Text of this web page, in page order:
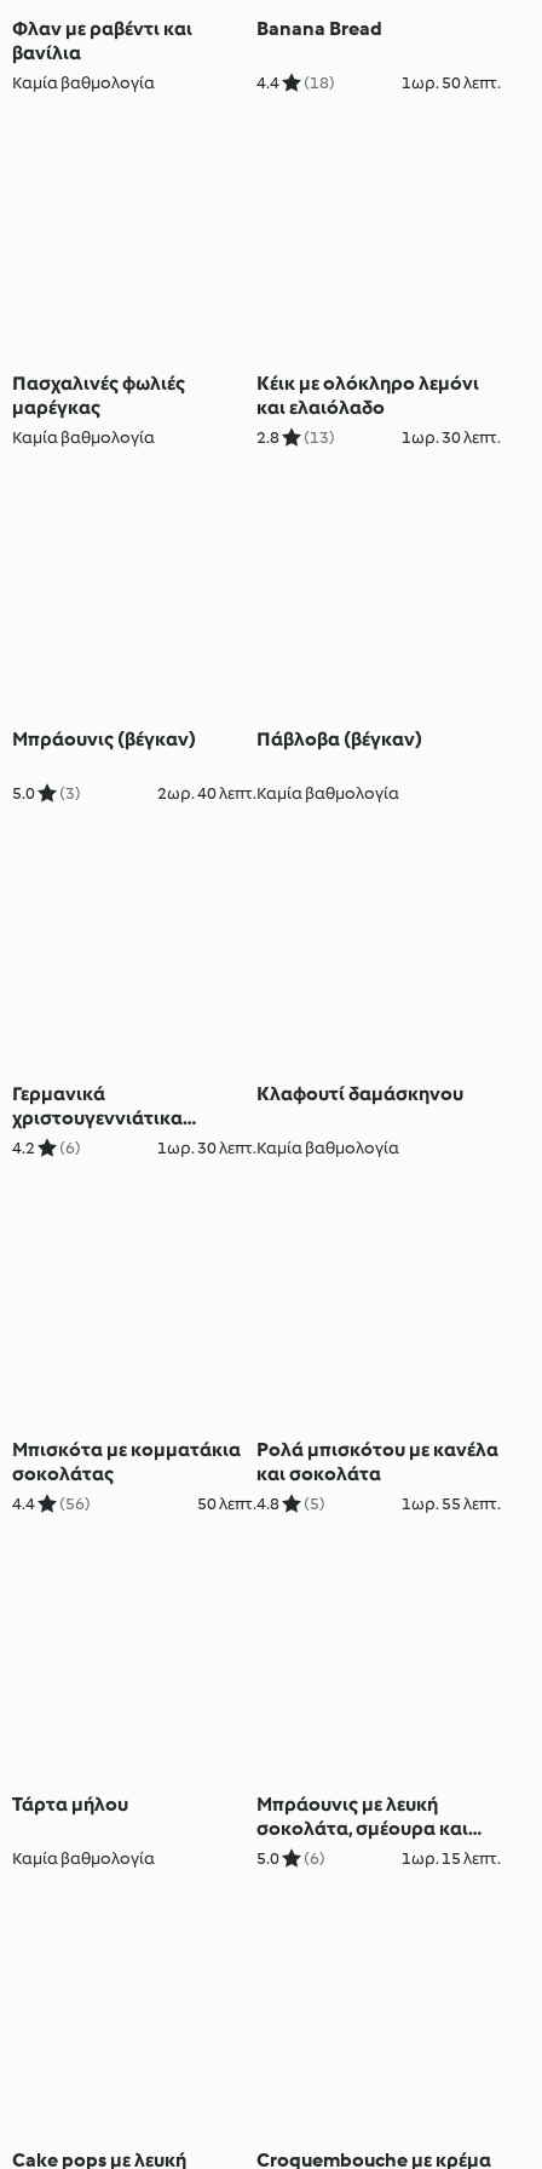
Φλαν με ραβέντι και
βανίλια
Καμία βαθμολογία
Banana Bread
4.4 (18) 1ωρ. 50 λεπτ.
Πασχαλινές φωλιές
μαρέγκας
Καμία βαθμολογία
Κέικ με ολόκληρο λεμόνι
και ελαιόλαδο
2.8 (13) 1ωρ. 30 λεπτ.
Μπράουνις (βέγκαν)
5.0 (3) 2ωρ. 40 λεπτ.
Πάβλοβα (βέγκαν)
Καμία βαθμολογία
Γερμανικά
χριστουγεννιάτικα
μπισκότα
4.2 (6) 1ωρ. 30 λεπτ.
Κλαφουτί δαμάσκηνου
Καμία βαθμολογία
Μπισκότα με κομματάκια
σοκολάτας
4.4 (56) 50 λεπτ.
Ρολά μπισκότου με κανέλα
και σοκολάτα
4.8 (5) 1ωρ. 55 λεπτ.
Τάρτα μήλου
Καμία βαθμολογία
Μπράουνις με λευκή
σοκολάτα, σμέουρα και
φιστίκια Αιγίνης (χωρίς
5.0 (6) 1ωρ. 15 λεπτ.
Cake pops με λευκή
Croquembouche με κρέμα